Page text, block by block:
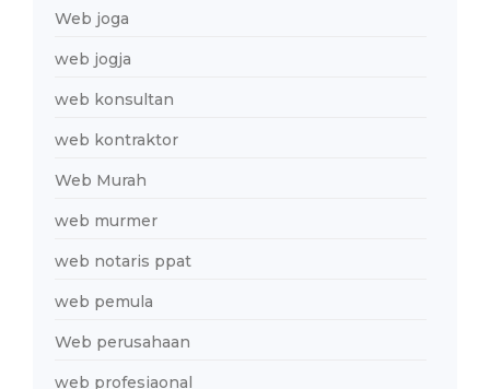
Web joga
web jogja
web konsultan
web kontraktor
Web Murah
web murmer
web notaris ppat
web pemula
Web perusahaan
web profesiaonal